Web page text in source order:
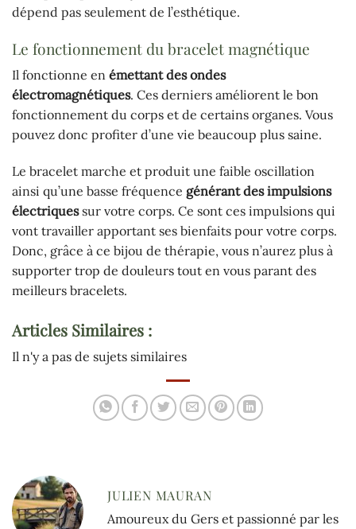
dépend pas seulement de l’esthétique.
Le fonctionnement du bracelet magnétique
Il fonctionne en émettant des ondes
électromagnétiques. Ces derniers améliorent le bon
fonctionnement du corps et de certains organes. Vous
pouvez donc profiter d’une vie beaucoup plus saine.
Le bracelet marche et produit une faible oscillation
ainsi qu’une basse fréquence générant des impulsions
électriquessur votre corps. Ce sont ces impulsions qui
vont travailler apportant ses bienfaits pour votre corps.
Donc, grâce à ce bijou de thérapie, vous n’aurez plus à
supporter trop de douleurs tout en vous parant des
meilleurs bracelets.
Articles Similaires :
Il n'y a pas de sujets similaires
JULIEN MAURAN
Amoureux du Gers et passionné par les